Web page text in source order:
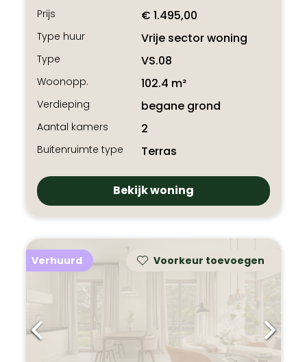
Prijs € 1.495,00
Type huur Vrije sector woning
Type VS.08
Woonopp. 102.4 m²
Verdieping begane grond
Aantal kamers 2
Buitenruimte type Terras
Bekijk woning
Voorkeur toevoegen
Verhuurd